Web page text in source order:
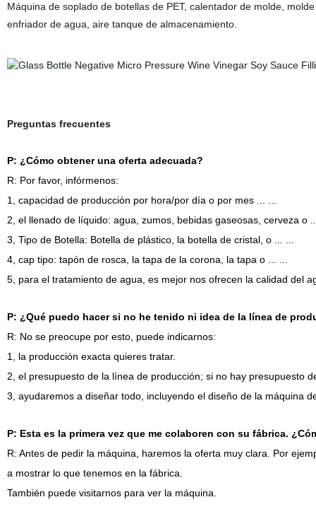
Máquina de soplado de botellas de PET, calentador de molde,
enfriador de agua, aire tanque de almacenamiento.
Preguntas frecuentes
P: ¿Cómo obtener una oferta adecuada?
R: Por favor, infórmenos:
1, capacidad de producción por hora/por día o por mes ... ...
2, el llenado de líquido: agua, zumos, bebidas gaseosas, cerveza o
3, Tipo de Botella: Botella de plástico, la botella de cristal, o ... ...
4, cap tipo: tapón de rosca, la tapa de la corona, la tapa o ... ...
5, para el tratamiento de agua, es mejor nos ofrecen la calidad del
P: ¿Qué puedo hacer si no he tenido ni idea de la línea de
R: No se preocupe por esto, puede indicarnos:
1, la producción exacta quieres tratar.
2, el presupuesto de la línea de producción; si no hay presupuesto
3, ayudaremos a diseñar todo, incluyendo el diseño de la máquina
P: Esta es la primera vez que me colaboren con su fábrica.
R: Antes de pedir la máquina, haremos la oferta muy clara. Por
a mostrar lo que tenemos en la fábrica.
También puede visitarnos para ver la máquina.